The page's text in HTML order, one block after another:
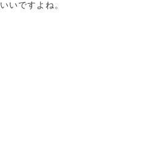
いですよね。